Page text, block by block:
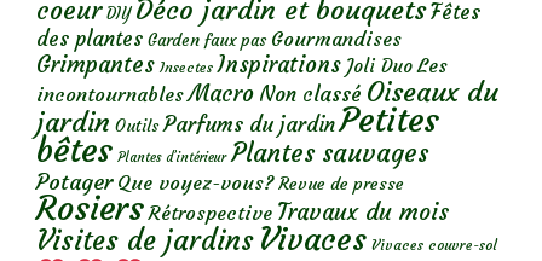
coeur DIY Déco jardin et bouquetsFêtes
des plantes Garden faux pas Gourmandises
Grimpantes Insectes Inspirations Joli Duo Les
incontournables Macro Non classé Oiseaux du
jardin Outils Parfums du jardinPetites
bêtes Plantes d’intérieur Plantes sauvages
Potager Que voyez-vous? Revue de presse
Rosiers Rétrospective Travaux du mois
Visites de jardins Vivaces Vivaces couvre-sol